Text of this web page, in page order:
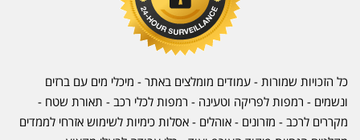
כל הזכויות שמורות - עמודים מומלצים באתר - מיכלי מים עם ברזים
ונשמים - רמפות לפריקה וטעינה - רמפות לכלי רכב - תאורת שטח -
מקררים לרכב - מזרונים - אוהלים - אסלות כימיות לשימוש אזרחי לממדים